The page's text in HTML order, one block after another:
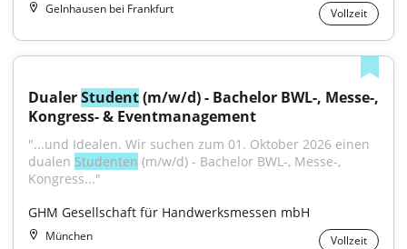
Gelnhausen bei Frankfurt Vollzeit
Dualer Student (m/w/d) - Bachelor BWL-, Messe-,
Kongress- & Eventmanagement
"...und Idealen. Wir suchen zum 01. Oktober 2026 einen
dualen Studenten (m/w/d) - Bachelor BWL-, Messe-,
Kongress..."
GHM Gesellschaft für Handwerksmessen mbH
München Vollzeit